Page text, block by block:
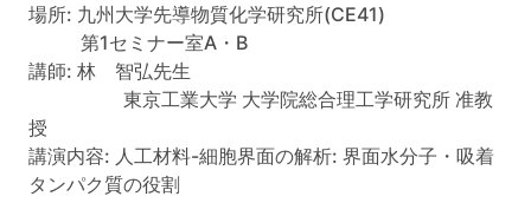
場所: 九州大学先導物質化学研究所(CE41)
第1セミナー室A・B
講師: 林 智弘先生
東京工業大学 大学院総合理工学研究所 准教
授
講演内容: 人工材料-細胞界面の解析: 界面水分子・吸着
タンパク質の役割